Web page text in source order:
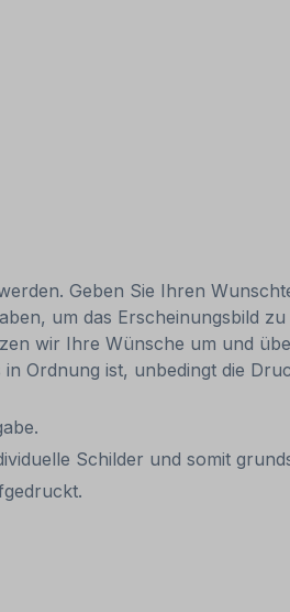
Geben Sie Ihren
um das Erscheinungsbild
wir Ihre Wünsche um und
Ordnung ist, unbedingt die
Schilder und somit